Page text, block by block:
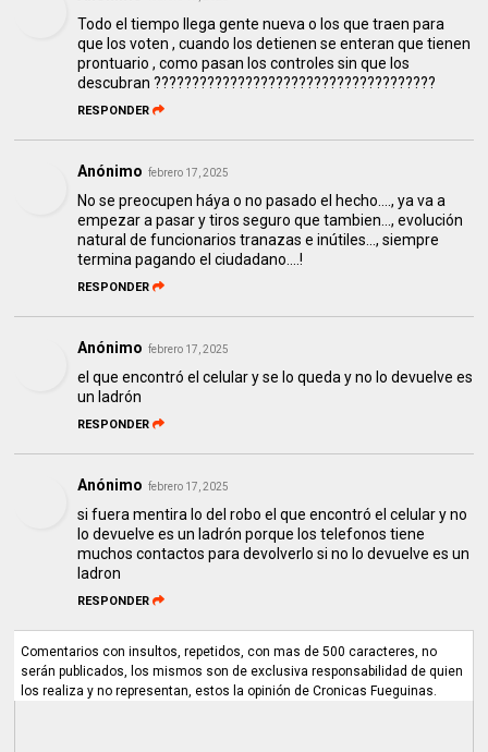
Todo el tiempo llega gente nueva o los que traen para
que los voten , cuando los detienen se enteran que tienen
prontuario , como pasan los controles sin que los
descubran ?????????????????????????????????????
RESPONDER
Anónimo febrero 17, 2025
No se preocupen háya o no pasado el hecho...., ya va a
empezar a pasar y tiros seguro que tambien..., evolución
natural de funcionarios tranazas e inútiles..., siempre
termina pagando el ciudadano....!
RESPONDER
Anónimo febrero 17, 2025
el que encontró el celular y se lo queda y no lo devuelve es
un ladrón
RESPONDER
Anónimo febrero 17, 2025
si fuera mentira lo del robo el que encontró el celular y no
lo devuelve es un ladrón porque los telefonos tiene
muchos contactos para devolverlo si no lo devuelve es un
ladron
RESPONDER
Comentarios con insultos, repetidos, con mas de 500 caracteres, no
serán publicados, los mismos son de exclusiva responsabilidad de quien
los realiza y no representan, estos la opinión de Cronicas Fueguinas.